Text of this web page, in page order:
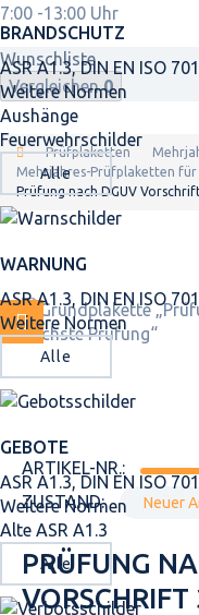
7:00 -13:00 Uhr
BRANDSCHUTZ
ASR A1.3, DIN EN ISO
Weitere Normen
Aushänge
Feuerwehrschilder
Alle
WARNUNG
ASR A1.3, DIN EN ISO
Weitere Normen
Alle
GEBOTE
ASR A1.3, DIN EN ISO
Weitere Normen
Alte ASR A1.3
Alle
Wunschliste
Vergleichen0
Prüfplaketten
Mehrjahres-Prüfplaketten für
Prüfung nach DGUV
ARTIKEL-NR.:
ZUSTAND:
Neuer
PRÜFUNG